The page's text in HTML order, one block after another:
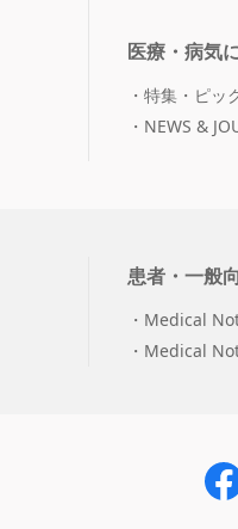
医療・病気
特集・ピッ
NEWS &
患者・一般
Medical
Medical